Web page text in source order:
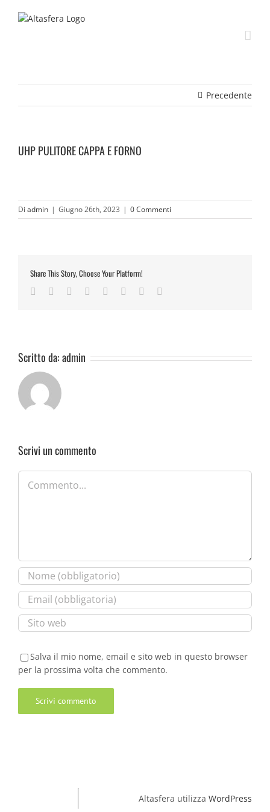
Precedente
UHP PULITORE CAPPA E FORNO
Di admin | Giugno 26th, 2023 | 0 Commenti
Share This Story, Choose Your Platform!
Facebook
TwitterReddit LinkedIn
TumblrPinterest
Scritto da:admin
Scrivi un commento
Commento
Salva il mio nome, email e sito web in questo browser
per la prossima volta che commento.
Altasfera utilizza WordPress